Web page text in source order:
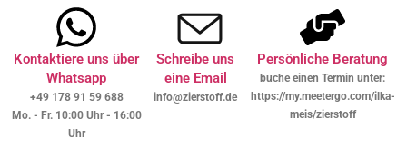
Kontaktiere uns über
Whatsapp
+49 178 91 59 688
Mo. - Fr. 10:00 Uhr - 16:00
Uhr
Schreibe uns
eine Email
info@zierstoff.de
Persönliche Beratung
buche einen Termin unter:
https://my.meetergo.com/ilka-
meis/zierstoff